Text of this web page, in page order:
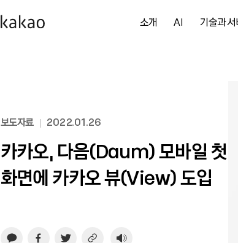
소개 AI 기술과
보도자료 2022.01.26
카카오, 다음(Daum) 모바일 첫
화면에 카카오 뷰(View) 도입